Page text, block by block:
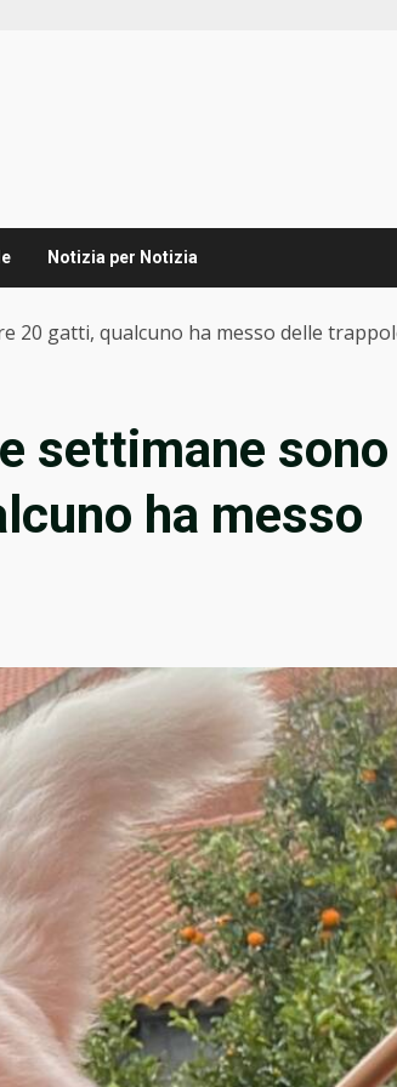
Notizia per Notizia
20 gatti, qualcuno ha messo delle
settimane sono
ha messo